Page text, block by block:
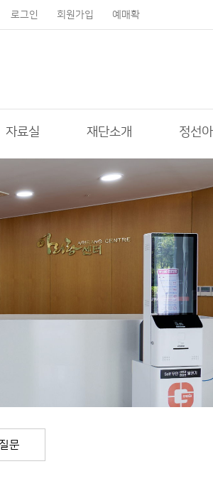
로그인 회원가입 예매확
자료실 재단소개 정선
문